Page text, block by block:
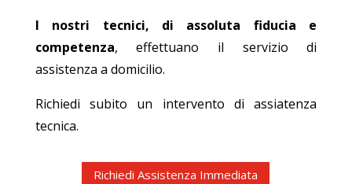
I nostri tecnici, di assoluta fiducia e
competenza, effettuano il servizio di
assistenza a domicilio.
Richiedi subito un intervento di assiatenza
tecnica.
Richiedi Assistenza Immediata